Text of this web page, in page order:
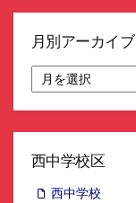
月別アーカイブ
別
ア
イ
西中学校区
西中学校